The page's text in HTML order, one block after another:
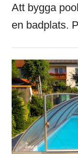
Att bygga
en badplats.